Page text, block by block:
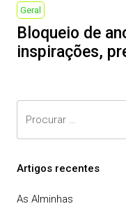
Next
Post
Geral
Bloqueio de
inspirações,
Artigos recentes
As Alminhas